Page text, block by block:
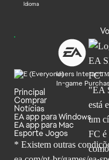
Idioma
Users Interact
In-game
Principal
Comprar
Notícias
EA app para Windows
EA app para Mac
Esporte Jogos
* Existem outras